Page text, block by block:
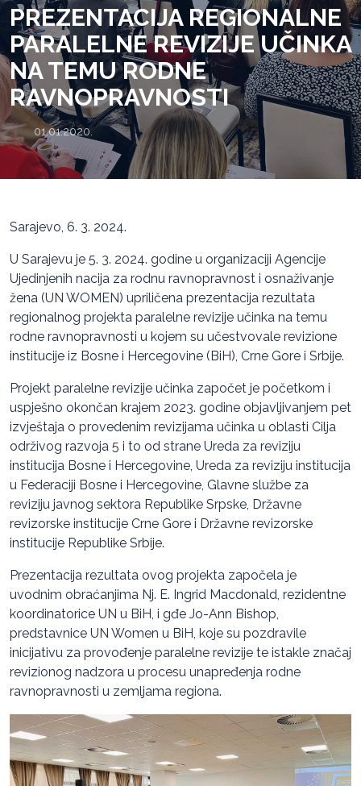
PREZENTACIJA REGIONALNE
PARALELNE REVIZIJE UČINKA
NA TEMU RODNE
RAVNOPRAVNOSTI
01.01.2020.
Sarajevo, 6. 3. 2024.
U Sarajevu je 5. 3. 2024. godine u organizaciji Agencije
Ujedinjenih nacija za rodnu ravnopravnost i osnaživanje
žena (UN WOMEN) upriličena prezentacija rezultata
regionalnog projekta paralelne revizije učinka na temu
rodne ravnopravnosti u kojem su učestvovale revizione
institucije iz Bosne i Hercegovine (BiH), Crne Gore i Srbije.
Projekt paralelne revizije učinka započet je početkom i
uspješno okončan krajem 2023. godine objavljivanjem pet
izvještaja o provedenim revizijama učinka u oblasti Cilja
održivog razvoja 5 i to od strane Ureda za reviziju
institucija Bosne i Hercegovine, Ureda za reviziju institucija
u Federaciji Bosne i Hercegovine, Glavne službe za
reviziju javnog sektora Republike Srpske, Državne
revizorske institucije Crne Gore i Državne revizorske
institucije Republike Srbije.
Prezentacija rezultata ovog projekta započela je
uvodnim obraćanjima Nj. E. Ingrid Macdonald, rezidentne
koordinatorice UN u BiH, i gđe Jo-Ann Bishop,
predstavnice UN Women u BiH, koje su pozdravile
inicijativu za provođenje paralelne revizije te istakle značaj
revizionog nadzora u procesu unapređenja rodne
ravnopravnosti u zemljama regiona.